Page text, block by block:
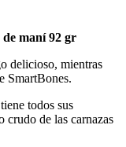
maní 92 gr
delicioso, mientras
SmartBones.
todos sus
crudo de las carnazas